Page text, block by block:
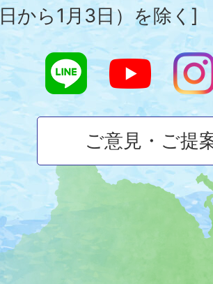
から1月3日）を除く]
ご意見・ご提